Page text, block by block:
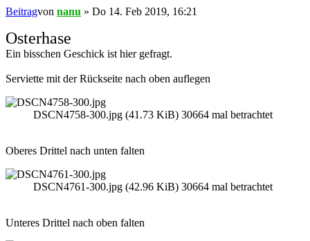
Beitragvon nanu » Do 14. Feb 2019, 16:21
Osterhase
Ein bisschen Geschick ist hier gefragt.
Serviette mit der Rückseite nach oben auflegen
DSCN4758-300.jpg (41.73 KiB) 30664 mal betrachtet
Oberes Drittel nach unten falten
DSCN4761-300.jpg (42.96 KiB) 30664 mal betrachtet
Unteres Drittel nach oben falten